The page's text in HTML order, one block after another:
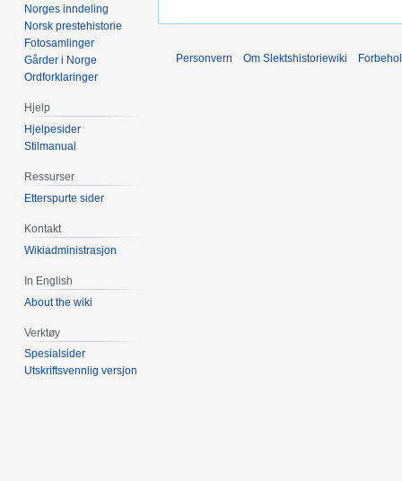
Norges inndeling
Norsk prestehistorie
Fotosamlinger
Gårder i Norge
Ordforklaringer
Hjelp
Hjelpesider
Stilmanual
Ressurser
Etterspurte sider
Kontakt
Wikiadministrasjon
In English
About the wiki
Verktøy
Spesialsider
Utskriftsvennlig versjon
Personvern Om Slektshistoriewiki